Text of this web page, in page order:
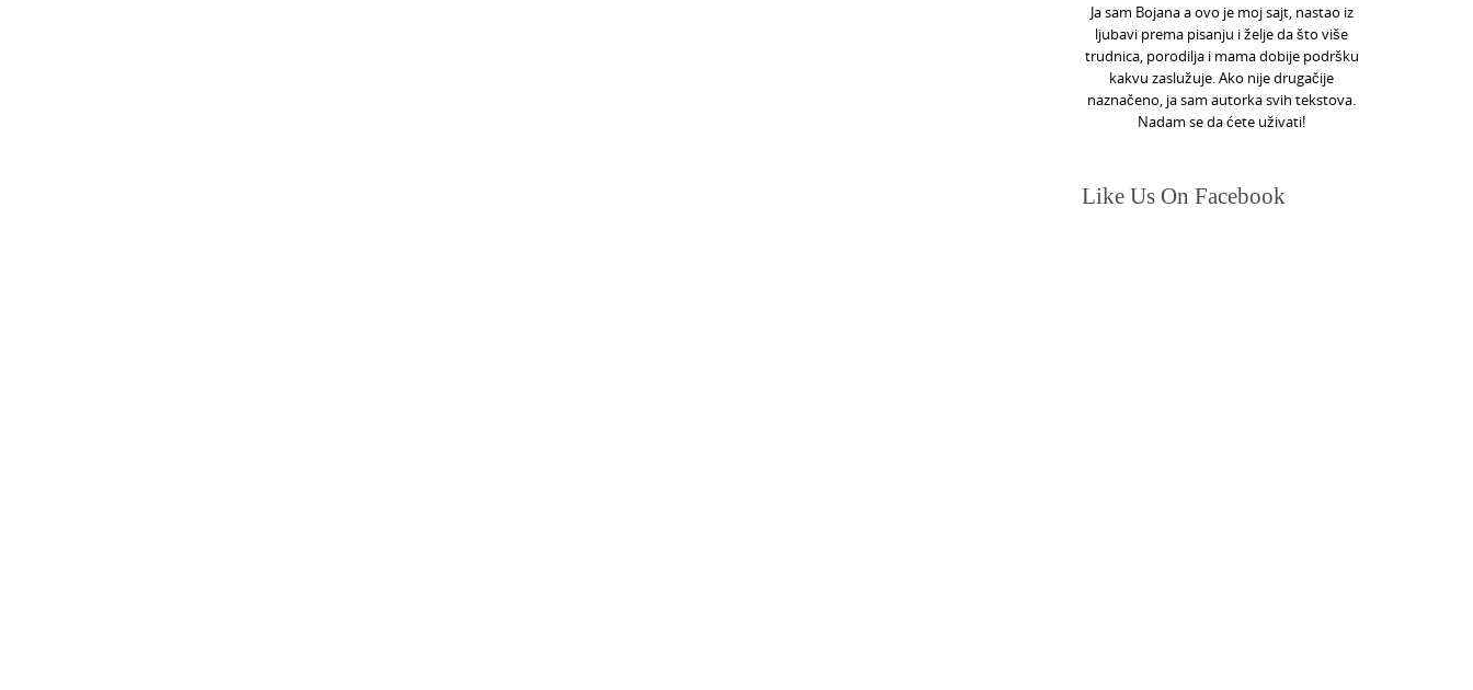
Ja sam Bojana a ovo je moj sajt, nastao iz
ljubavi prema pisanju i želje da što više
trudnica, porodilja i mama dobije podršku
kakvu zaslužuje. Ako nije drugačije
naznačeno, ja sam autorka svih tekstova.
Nadam se da ćete uživati!
Like Us On Facebook